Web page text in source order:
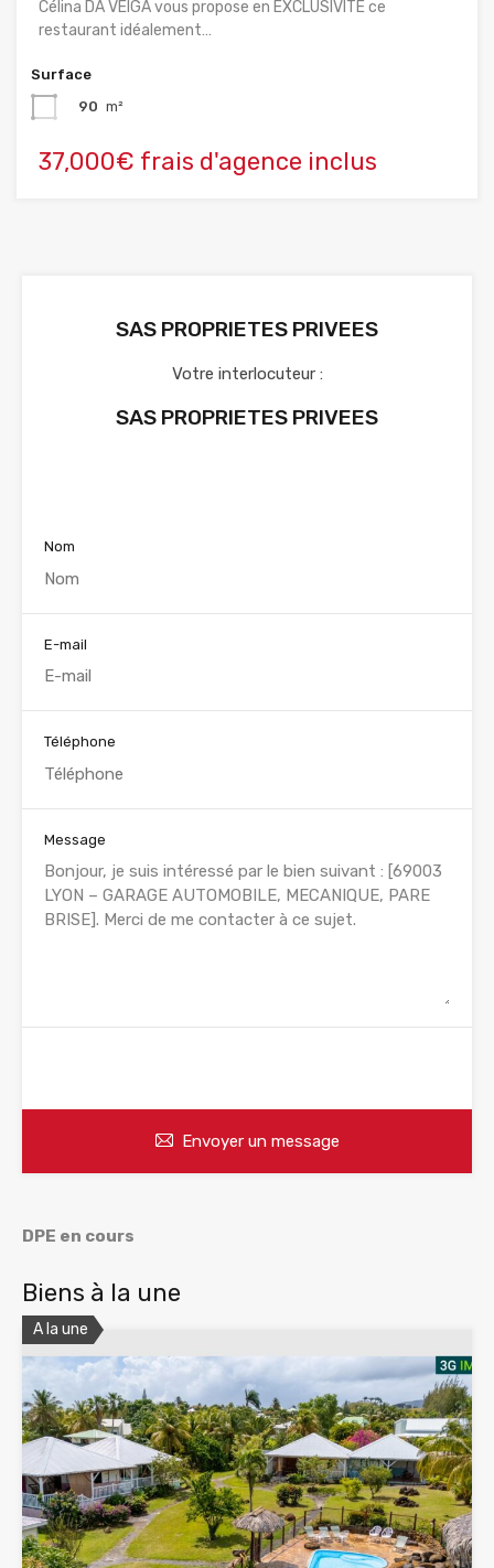
Célina DA VEIGA vous propose en EXCLUSIVITE ce
restaurant idéalement…
Surface
90 m²
37,000€ frais d'agence inclus
SAS PROPRIETES PRIVEES
Votre interlocuteur :
SAS PROPRIETES PRIVEES
Nom
E-mail
Téléphone
Message
Envoyer un message
DPE en cours
Biens à la une
A la une